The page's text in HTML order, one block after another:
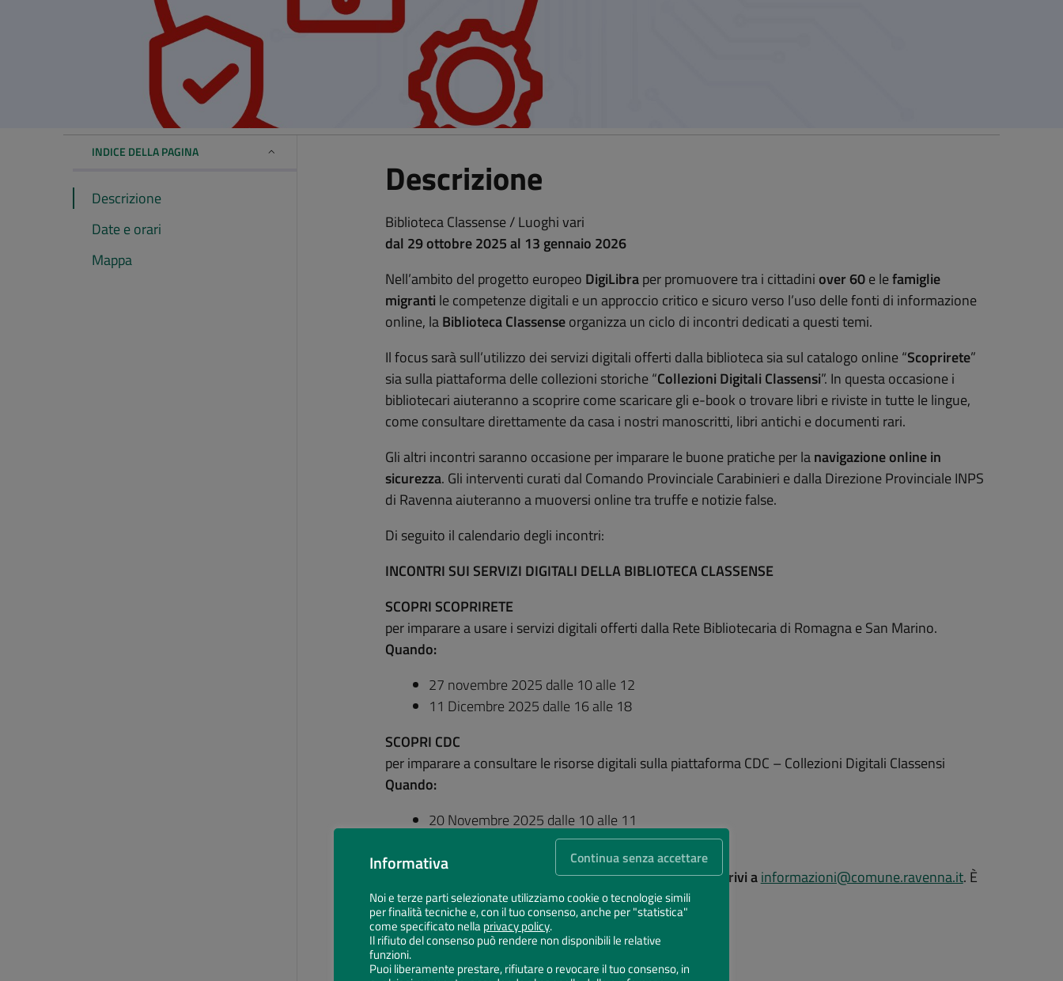
INDICE DELLA PAGINA
Descrizione
Date e orari
Mappa
Descrizione
Biblioteca Classense / Luoghi vari
dal 29 ottobre 2025 al 13 gennaio 2026
Nell’ambito del progetto europeo DigiLibraper promuovere tra i cittadiniover 60e lefamiglie
migranti le competenze digitali e un approccio critico e sicuro verso l’uso delle fonti di informazione
online, laBiblioteca Classenseorganizza un ciclo di incontri dedicati a questi temi.
Il focus sarà sull’utilizzo dei servizi digitali offerti dalla biblioteca sia sul catalogo online “Scoprirete”
sia sulla piattaforma delle collezioni storiche “Collezioni Digitali Classensi”. In questa occasione i
bibliotecari aiuteranno a scoprire come scaricare gli e-book o trovare libri e riviste in tutte le lingue,
come consultare direttamente da casa i nostri manoscritti, libri antichi e documenti rari.
Gli altri incontri saranno occasione per imparare le buone pratiche per lanavigazione online in
sicurezza. Gli interventi curati dal Comando Provinciale Carabinieri e dalla Direzione Provinciale INPS
di Ravenna aiuteranno a muoversi online tra truffe e notizie false.
Di seguito il calendario degli incontri:
INCONTRI SUI SERVIZI DIGITALI DELLA BIBLIOTECA CLASSENSE
SCOPRI SCOPRIRETE
per imparare a usare i servizi digitali offerti dalla Rete Bibliotecaria di Romagna e San Marino.
Quando:
27 novembre 2025 dalle 10 alle 12
11 Dicembre 2025 dalle 16 alle 18
SCOPRI CDC
per imparare a consultare le risorse digitali sulla piattaforma CDC – Collezioni Digitali Classensi
Quando:
20 Novembre 2025 dalle 10 alle 11
13 Gennaio 2026 dalle 16 alle 17
prenota al numero 0544 482112oscrivi ainformazioni@comune.ravenna.it. È
previsto un numero massimo di 15 partecipanti.
INCONTRI PER NAVIGARE SICURI IN RETE
NON CADERE NELLA RETE!
Informativa
Noi e terze parti selezionate utilizziamo cookie o tecnologie simili
per finalità tecniche e, con il tuo consenso, anche per "statistica"
come specificato nellaprivacy policy.
Il rifiuto del consenso può rendere non disponibili le relative
funzioni.
Puoi liberamente prestare, rifiutare o revocare il tuo consenso, in
Continua senza accettare